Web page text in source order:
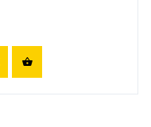
